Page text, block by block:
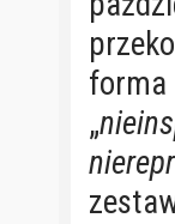
forma
„